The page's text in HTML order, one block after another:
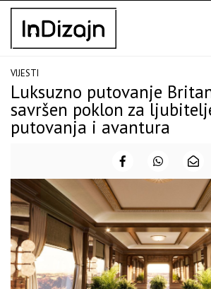
Skip
content
VIJESTI
Luksuzno putovanje
savršen poklon za
putovanja i avantura